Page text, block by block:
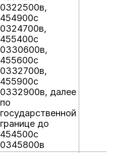
0322500в,
454900с
0324700в,
455400с
0330600в,
455600с
0332700в,
455900с
0332900в, далее
по
государственной
границе до
454500с
0345800в